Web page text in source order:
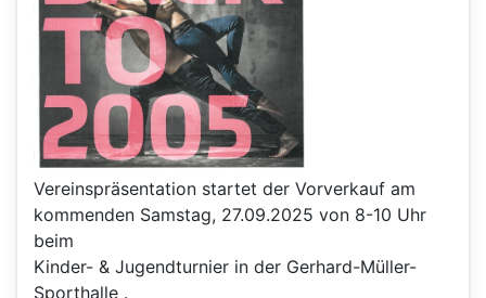
Vereinspräsentation startet der Vorverkauf am
kommenden Samstag, 27.09.2025 von 8-10 Uhr
beim
Kinder- & Jugendturnier in der Gerhard-Müller-
Sporthalle .